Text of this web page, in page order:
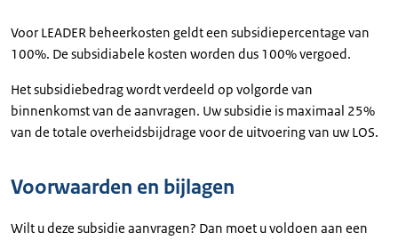
Voor LEADER beheerkosten geldt een subsidiepercentage van
100%. De subsidiabele kosten worden dus 100% vergoed.
Het subsidiebedrag wordt verdeeld op volgorde van
binnenkomst van de aanvragen. Uw subsidie is maximaal 25%
van de totale overheidsbijdrage voor de uitvoering van uw LOS.
Voorwaarden en bijlagen
Wilt u deze subsidie aanvragen? Dan moet u voldoen aan een